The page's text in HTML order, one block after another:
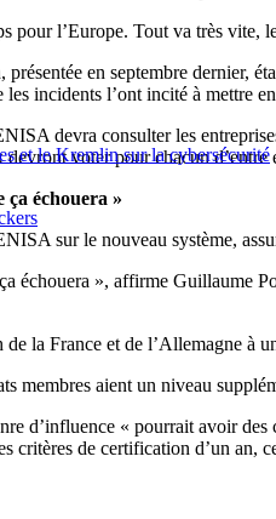
pour l’Europe. Tout va très vite,
en septembre dernier,
incidents l’ont incité à mettre
et le Kremlin sur la cybersécurité
devra consulter les
voter pour chacun
ça échouera »
sur le nouveau système,
échouera », affirme Guillaume
la France et de l’Allemagne à
membres aient un niveau
d’influence « pourrait avoir
critères de certification d’un an,